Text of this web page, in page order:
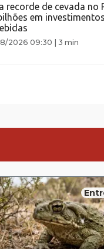
recorde de cevada no
em
2026 09:30 |3 min